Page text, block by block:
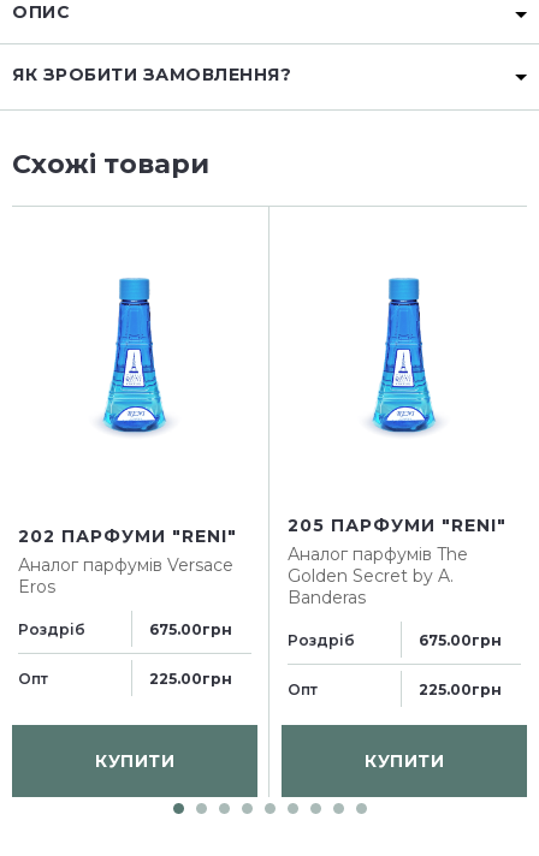
ОПИС
ЯК ЗРОБИТИ ЗАМОВЛЕННЯ?
Схожі товари
202 ПАРФУМИ "RENI"
Аналог парфумів Versace
Eros
Роздріб 675.00грн
Опт 225.00грн
КУПИТИ
205 ПАРФУМИ "RENI"
Аналог парфумів The
Golden Secret by A.
Banderas
Роздріб 675.00грн
Опт 225.00грн
КУПИТИ